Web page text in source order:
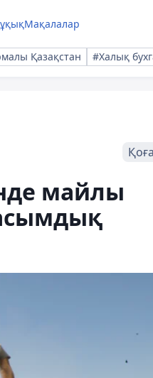
Мақалалар
Қазақстан #Халық
майлы